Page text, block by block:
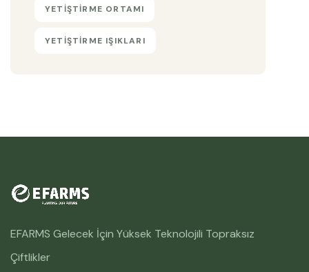
YETIŞTIRME ORTAMI
YETIŞTIRME IŞIKLARI
EFARMS Gelecek İçin Yüksek Teknolojili Topraksız
Çiftlikler